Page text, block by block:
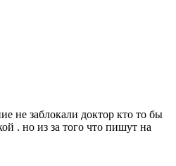
не заблокали доктор кто то бы
. но из за того что пишут на